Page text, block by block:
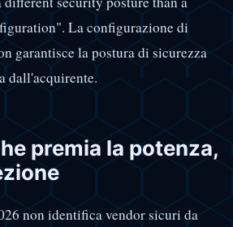
La configurazione di
garantisce la postura di sicurezza
dall'acquirente.
premia la potenza,
non identifica vendor sicuri da